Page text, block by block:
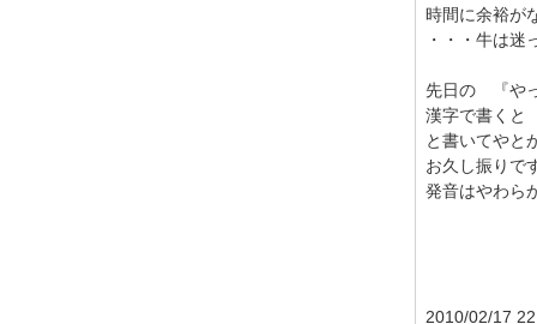
時間に余裕が
・・・牛は迷
先日の 『や
漢字で書く
と書いてや
お久し振りで
発音はやわら
2010/02/17